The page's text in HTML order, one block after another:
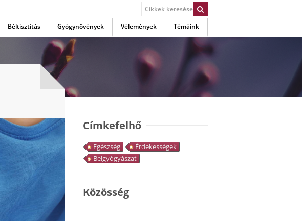
Béltisztítás Gyógynövények Vélemények Témáink
Címkefelhő
Egészség
Érdekességek
Belgyógyászat
Közösség